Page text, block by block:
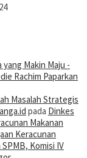
Makin Maju -
Rachim Paparkan
Masalah Strategis
pada Dinkes
Makanan
Keracunan
Komisi IV